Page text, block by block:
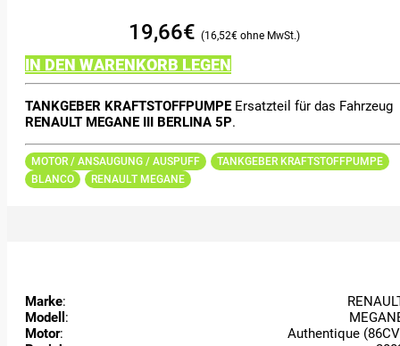
19,66€ 16,52€
IN DEN WARENKORB LEGEN
TANKGEBER KRAFTSTOFFPUMPEErsatzteil für das Fahrzeug
RENAULT MEGANE III BERLINA 5P.
MOTOR / ANSAUGUNG / AUSPUFF
TANKGEBER KRAFTSTOFFPUMPE
BLANCO
RENAULT MEGANE
Marke:
Modell :
Motor:
Authentique